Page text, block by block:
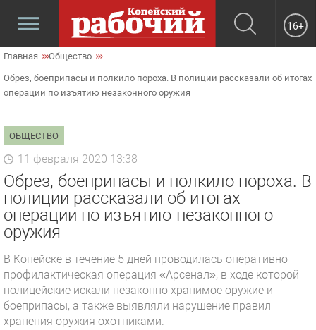
16+
Главная Общество
Обрез, боеприпасы и полкило пороха. В полиции рассказали об итогах
операции по изъятию незаконного оружия
ОБЩЕСТВО
11 февраля 2020 13:38
Обрез, боеприпасы и полкило пороха. В
полиции рассказали об итогах
операции по изъятию незаконного
оружия
В Копейске в течение 5 дней проводилась оперативно-
профилактическая операция «Арсенал», в ходе которой
полицейские искали незаконно хранимое оружие и
боеприпасы, а также выявляли нарушение правил
хранения оружия охотниками.